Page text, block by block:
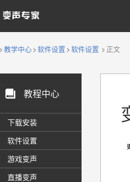
教学中心 软件设置 软件设置 正文
 教程中心
下载安装
软件设置
游戏变声
直播变声